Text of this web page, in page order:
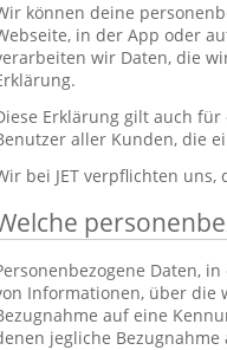
können deine
in der App oder
wir Daten, die
Erklärung gilt auch
aller Kunden, die
bei JET verpflichten
Daten,
Informationen, über die
auf eine
jegliche